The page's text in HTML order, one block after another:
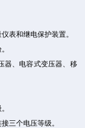
表和继电保护装置。
器、电容式变压器、移
三个电压等级。